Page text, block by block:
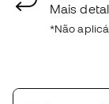
Mais
*Não